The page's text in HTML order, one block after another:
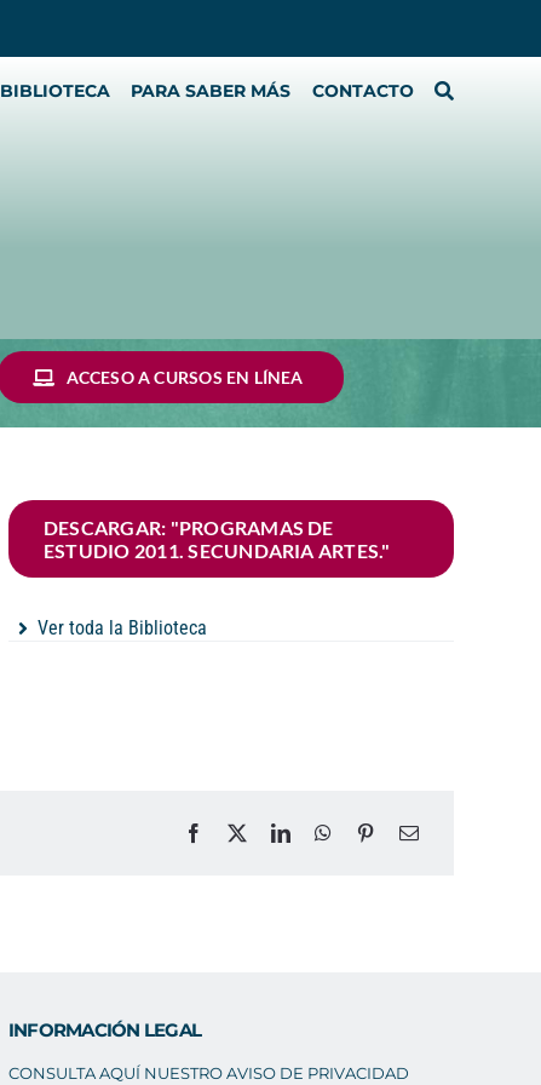
BIBLIOTECA PARA SABER MÁS CONTACTO
ACCESO A CURSOS EN LÍNEA
DESCARGAR: "PROGRAMAS DE
ESTUDIO 2011. SECUNDARIA ARTES."
Ver toda la Biblioteca
INFORMACIÓN LEGAL
CONSULTA AQUÍ NUESTRO AVISO DE PRIVACIDAD